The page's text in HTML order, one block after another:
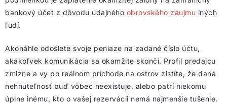
bankový účet z dôvodu údajného obrovského záujmu iných
ľudí.
Akonáhle odošlete svoje peniaze na zadané číslo účtu,
akákoľvek komunikácia sa okamžite skončí. Profil predajcu
zmizne a vy po reálnom príchode na ostrov zistíte, že daná
nehnuteľnosť buď vôbec neexistuje, alebo patrí niekomu
úplne inému, kto o vašej rezervácii nemá najmenšie tušenie.